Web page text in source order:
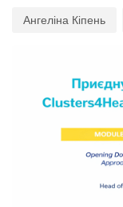
Ангеліна Кіпень